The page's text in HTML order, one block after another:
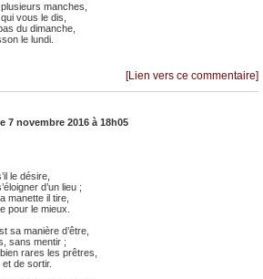
manches,
vous le dis,
du dimanche,
le lundi.
[Lien vers ce commentaire]
le 7 novembre 2016 à 18h05
le désire,
d’un lieu ;
manette il tire,
pour le mieux.
sa manière d’être,
sans mentir ;
rares les prêtres,
de sortir.